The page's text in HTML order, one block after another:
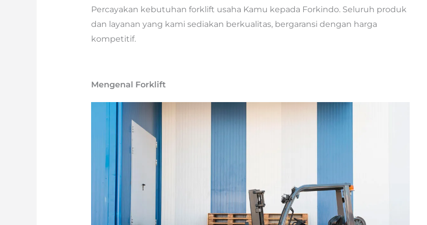
Percayakan kebutuhan forklift usaha Kamu kepada Forkindo. Seluruh produk
dan layanan yang kami sediakan berkualitas, bergaransi dengan harga
kompetitif.
Mengenal Forklift